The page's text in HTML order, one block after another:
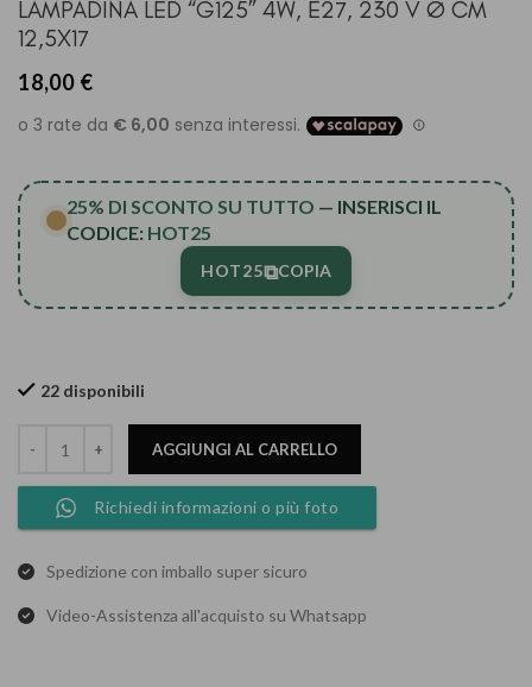
LAMPADINA LED “G125” 4W, E27, 230 V Ø CM
12,5X17
18,00 €
25% DI SCONTO SU TUTTO — INSERISCI IL
CODICE: HOT25
HOT25⧉COPIA
22 disponibili
AGGIUNGI AL CARRELLO
Richiedi informazioni o più foto
Spedizione con imballo super sicuro
Video-Assistenza all'acquisto su Whatsapp